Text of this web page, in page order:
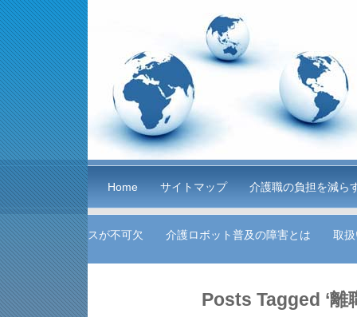
Home サイトマップ 介護職の負担を減ら
スが不可欠 介護ロボット普及の障害とは 取
Posts Tagged ‘離